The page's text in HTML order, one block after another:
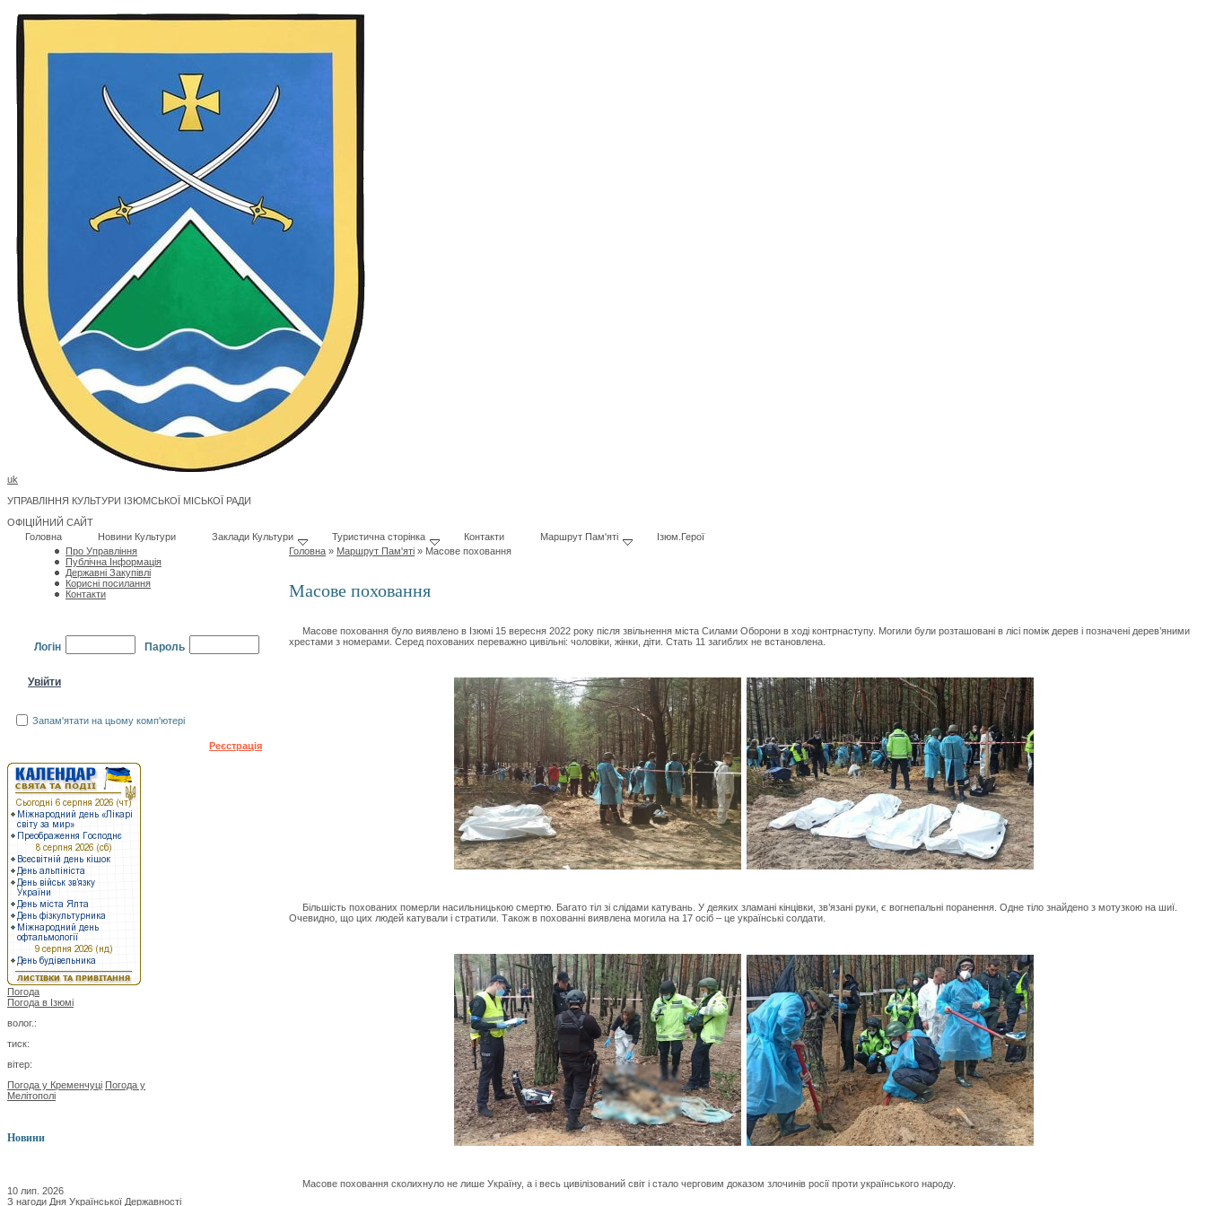
uk
УПРАВЛІННЯ КУЛЬТУРИ ІЗЮМСЬКОЇ МІСЬКОЇ РАДИ
ОФІЦІЙНИЙ САЙТ
Головна
Новини Культури Заклади Культури Туристична сторінка Контакти Маршрут Пам'яті
Ізюм.Герої
Про Управління
Публічна Інформація
Державні Закупівлі
Корисні посилання
Контакти
Логін Пароль
Запам'ятати на цьому комп'ютері
Реєстрація
Погода
Погода в Ізюмі
волог.:
тиск:
вітер:
Погода у Кременчуці Погода у
Мелітополі
Новини
10 лип. 2026
З нагоди Дня Української Державності
Головна » Маршрут Пам'яті » Масове поховання
Масове поховання
Масове поховання було виявлено в Ізюмі 15 вересня 2022 року після звільнення міста Силами Оборони в ході контрнаступу. Могили були розташовані в лісі поміж дерев і позначені дерев’яними
хрестами з номерами. Серед похованих переважно цивільні: чоловіки, жінки, діти. Стать 11 загиблих не встановлена.
Більшість похованих померли насильницькою смертю. Багато тіл зі слідами катувань. У деяких зламані кінцівки, зв’язані руки, є вогнепальні поранення. Одне тіло знайдено з мотузкою на шиї.
Очевидно, що цих людей катували і стратили. Також в похованні виявлена могила на 17 осіб – це українські солдати.
Масове поховання сколихнуло не лише Україну, а і весь цивілізований світ і стало черговим доказом злочинів росії проти українського народу.